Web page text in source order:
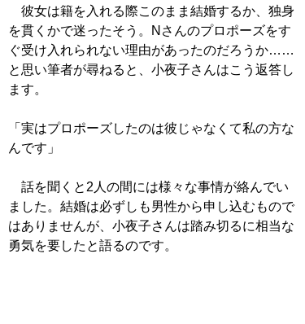
彼女は籍を入れる際このまま結婚するか、独身
を貫くかで迷ったそう。Nさんのプロポーズをす
ぐ受け入れられない理由があったのだろうか……
と思い筆者が尋ねると、小夜子さんはこう返答し
ます。
「実はプロポーズしたのは彼じゃなくて私の方な
んです」
話を聞くと2人の間には様々な事情が絡んでい
ました。結婚は必ずしも男性から申し込むもので
はありませんが、小夜子さんは踏み切るに相当な
勇気を要したと語るのです。